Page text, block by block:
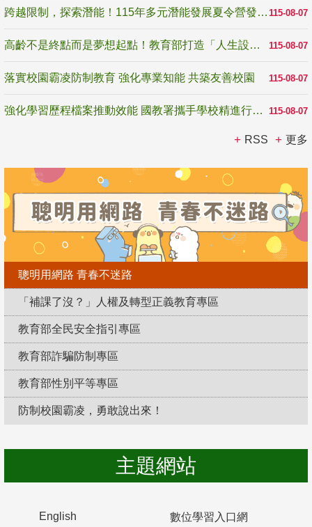
115-08-07
跨越限制，探索潛能！115年多元潛能發展夏令營發掘生命無限可能
115-08-07
高齡不是終點而是夢想起點！教育部打造「人生設計夢工場」 參展第3屆高齡健康產業博覽會
115-08-07
落實校園霸凌防制教育 強化專業知能 共築友善校園
115-08-07
強化學習歷程檔案推動效能 國教署攜手學校精進行政與教學支持
RSS 更多
聰明用網路 青春不迷路
「補課了沒？」人權及轉型正義教育專區
教育部全民安全指引專區
教育部詐騙防制專區
教育部性別平等專區
防制校園霸凌，勇敢說出來！
主題網站
English 數位學習入口網